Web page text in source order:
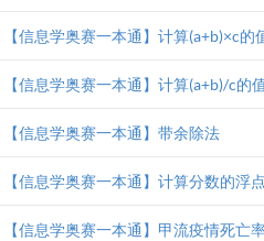
【信息学奥赛一本通】计算(a+b)×c的
【信息学奥赛一本通】计算(a+b)/c的
【信息学奥赛一本通】带余除法
【信息学奥赛一本通】计算分数的浮
【信息学奥赛一本通】甲流疫情死亡